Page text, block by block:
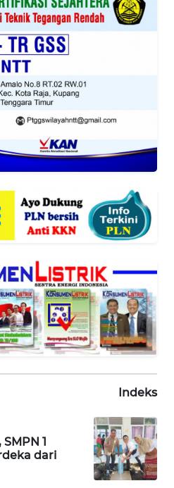
Indeks
1
dari